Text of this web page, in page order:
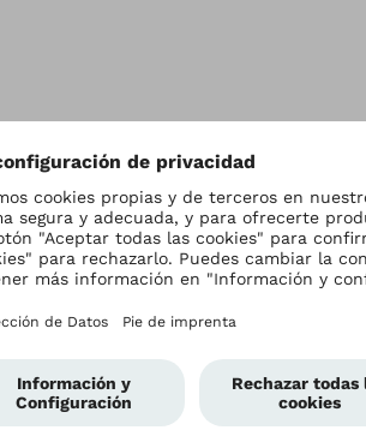
y exento de CMR?
el 617P37?